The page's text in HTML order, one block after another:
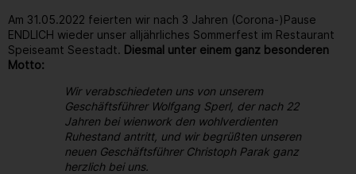
Am 31.05.2022 feierten wir nach 3 Jahren (Corona-)Pause
ENDLICH wieder unser alljährliches Sommerfest im Restaurant
Speiseamt Seestadt. Diesmal unter einem ganz besonderen
Motto:
Wir verabschiedeten uns von unserem
Geschäftsführer Wolfgang Sperl, der nach 22
Jahren bei wienwork den wohlverdienten
Ruhestand antritt, und wir begrüßten unseren
neuen Geschäftsführer Christoph Parak ganz
herzlich bei uns.